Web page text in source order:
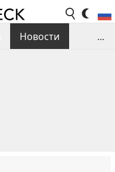
Новости
...